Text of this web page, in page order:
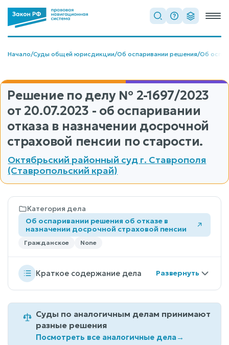
Начало/Суды общей юрисдикции/Об оспаривании решения/Об
Решение по делу № 2-1697/2023
от 20.07.2023 - об оспаривании
отказа в назначении досрочной
страховой пенсии по старости.
Октябрьский районный суд г. Ставрополя
(Ставропольский край)
Категория дела
Об оспаривании решения об отказе в
назначении досрочной страховой пенсии
Гражданское None
Краткое содержание дела
Суды по аналогичным делам принимают
разные решения
Посмотреть все аналогичные дела→